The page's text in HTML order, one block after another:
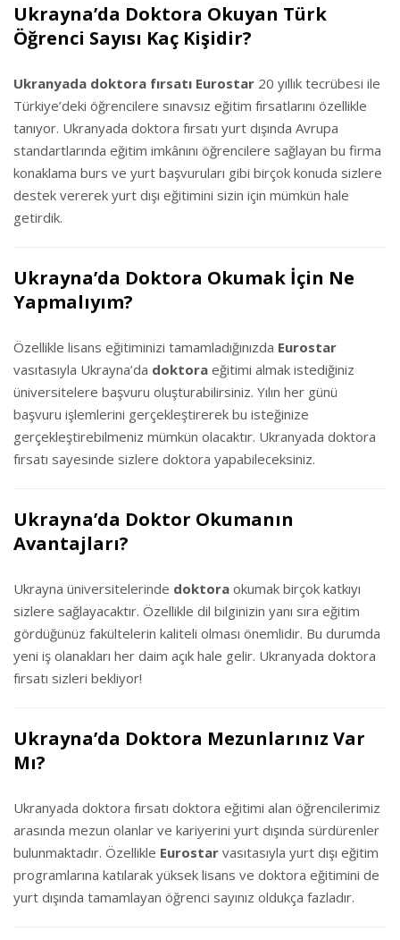
Ukrayna’da Doktora Okuyan Türk
Öğrenci Sayısı Kaç Kişidir?
Ukranyada doktora fırsatı Eurostar 20 yıllık tecrübesi ile
Türkiye’deki öğrencilere sınavsız eğitim fırsatlarını özellikle
tanıyor. Ukranyada doktora fırsatı yurt dışında Avrupa
standartlarında eğitim imkânını öğrencilere sağlayan bu firma
konaklama burs ve yurt başvuruları gibi birçok konuda sizlere
destek vererek yurt dışı eğitimini sizin için mümkün hale
getirdik.
Ukrayna’da Doktora Okumak İçin Ne
Yapmalıyım?
Özellikle lisans eğitiminizi tamamladığınızda Eurostar
vasıtasıyla Ukrayna’da doktora eğitimi almak istediğiniz
üniversitelere başvuru oluşturabilirsiniz. Yılın her günü
başvuru işlemlerini gerçekleştirerek bu isteğinize
gerçekleştirebilmeniz mümkün olacaktır. Ukranyada doktora
fırsatı sayesinde sizlere doktora yapabileceksiniz.
Ukrayna’da Doktor Okumanın
Avantajları?
Ukrayna üniversitelerinde doktora okumak birçok katkıyı
sizlere sağlayacaktır. Özellikle dil bilginizin yanı sıra eğitim
gördüğünüz fakültelerin kaliteli olması önemlidir. Bu durumda
yeni iş olanakları her daim açık hale gelir. Ukranyada doktora
fırsatı sizleri bekliyor!
Ukrayna’da Doktora Mezunlarınız Var
Mı?
Ukranyada doktora fırsatı doktora eğitimi alan öğrencilerimiz
arasında mezun olanlar ve kariyerini yurt dışında sürdürenler
bulunmaktadır. Özellikle Eurostar vasıtasıyla yurt dışı eğitim
programlarına katılarak yüksek lisans ve doktora eğitimini de
yurt dışında tamamlayan öğrenci sayınız oldukça fazladır.